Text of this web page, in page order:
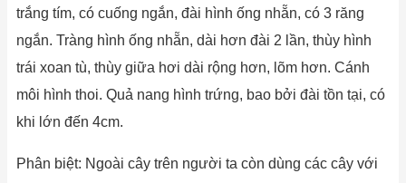
trắng tím, có cuống ngắn, đài hình ống nhẵn, có 3 răng
ngắn. Tràng hình ống nhẵn, dài hơn đài 2 lần, thùy hình
trái xoan tù, thùy giữa hơi dài rộng hơn, lõm hơn. Cánh
môi hình thoi. Quả nang hình trứng, bao bởi đài tồn tại, có
khi lớn đến 4cm.
Phân biệt: Ngoài cây trên người ta còn dùng các cây với